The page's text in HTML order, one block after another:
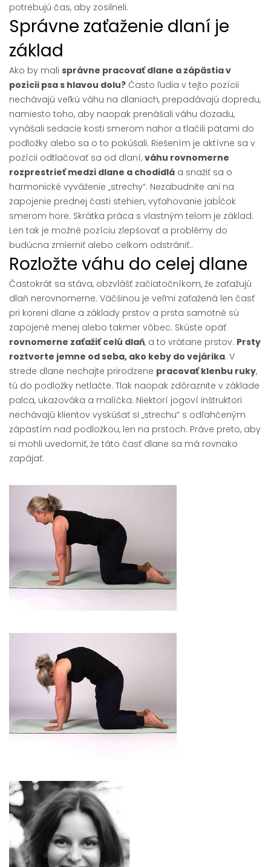
potrebujú čas, aby zosilneli.
Správne zaťaženie dlaní je
základ
Ako by mali správne pracovať dlane a zápästia v
pozícii psa s hlavou dolu? Často ľudia v tejto pozícii
nechávajú veľkú váhu na dlaniach, prepadávajú dopredu,
namiesto toho, aby naopak prenášali váhu dozadu,
vynášali sedacie kosti smerom nahor a tlačili pätami do
podložky alebo sa o to pokúšali. Riešením je aktívne sa v
pozícii odtlačovať sa od dlaní, váhu rovnomerne
rozprestrieť medzi dlane a chodidlá a snažiť sa o
harmonické vyváženie „strechy“. Nezabudnite ani na
zapojenie prednej časti stehien, vyťahovanie jabĺčok
smerom hore. Skrátka práca s vlastným telom je základ.
Len tak je možné pozíciu zlepšovať a problémy do
budúcna zmierniť alebo celkom odstrániť..
Rozložte váhu do celej dlane
Častokrát sa stáva, obzvlášť začiatočníkom, že zaťažujú
dlaň nerovnomerne. Väčšinou je veľmi zaťažená len časť
pri koreni dlane a základy prstov a prsta samotné sú
zapojené menej alebo takmer vôbec. Skúste opäť
rovnomerne zaťažiť celú dlaň, a to vrátane prstov. Prsty
roztvorte jemne od seba, ako keby do vejárika. V
strede dlane nechajte prirodzene pracovať klenbu ruky,
tú do podložky netlačte. Tlak naopak zdôraznite v základe
palca, ukazováka a malíčka. Niektorí jogoví inštruktori
nechávajú klientov vyskúšať si „strechu“ s odľahčeným
zápästím nad podložkou, len na prstoch. Práve preto, aby
si mohli uvedomiť, že táto časť dlane sa má rovnako
zapájať.